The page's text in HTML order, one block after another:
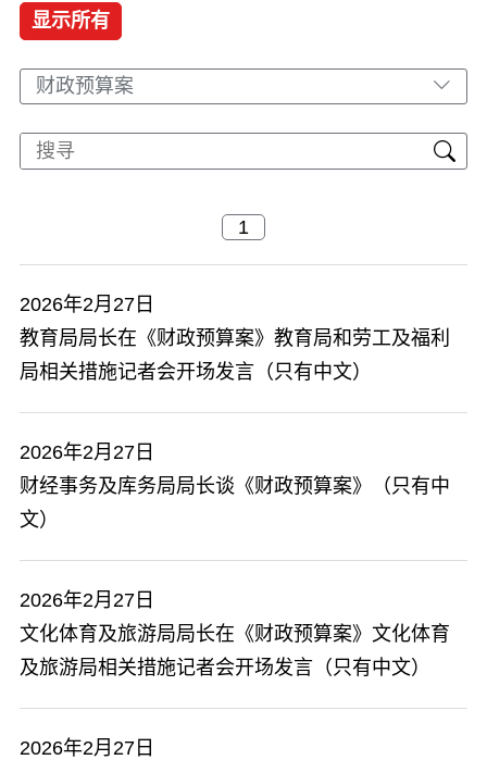
显示所有
财政预算案
2026年2月27日
教育局局长在《财政预算案》教育局和劳工及福利
局相关措施记者会开场发言（只有中文）
2026年2月27日
财经事务及库务局局长谈《财政预算案》（只有中
文）
2026年2月27日
文化体育及旅游局局长在《财政预算案》文化体育
及旅游局相关措施记者会开场发言（只有中文）
2026年2月27日